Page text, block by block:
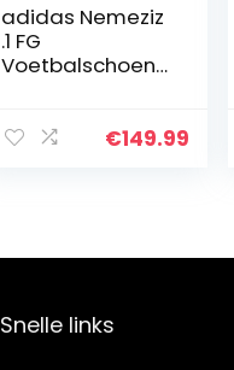
adidas Nemeziz
.1 FG
Voetbalschoene
€149.99
Snelle links